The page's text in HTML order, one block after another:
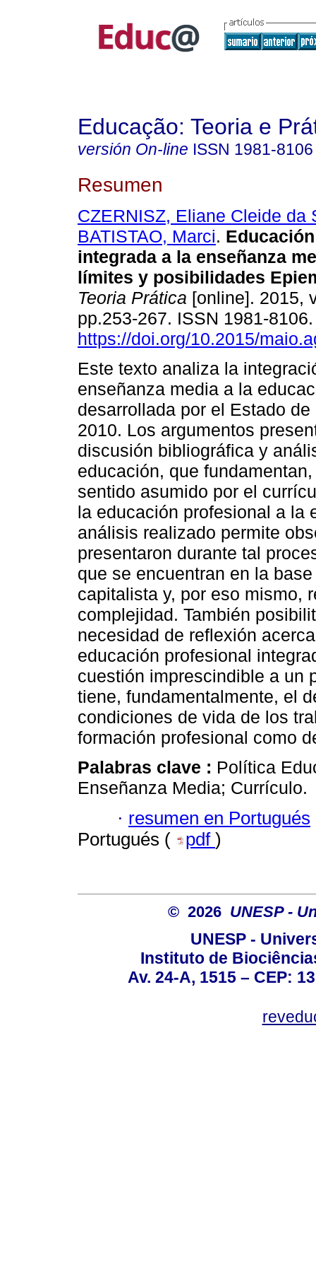
Educação: Teoria e
versión On-line ISSN 1981-8106
Resumen
CZERNISZ, Eliane Cleide da
BATISTAO, Marci.
integrada a la enseñanza
límites y posibilidades
Teoria Prática [online]. 2015,
pp.253-267. ISSN 1981-
https://doi.org/10.2015/
Este texto analiza la
enseñanza media a la
desarrollada por el Estado
2010. Los argumentos
discusión bibliográfica y
educación, que
sentido asumido por el
la educación profesional a la
análisis realizado permite
presentaron durante tal
que se encuentran en la
capitalista y, por eso mismo,
complejidad. También
necesidad de reflexión
educación profesional
cuestión imprescindible a un
tiene, fundamentalmente, el
condiciones de vida de los
formación profesional como
Palabras clave : Política
Enseñanza Media; Currículo.
· resumen en Portugués
Portugués (
pdf )
© 2026 UNESP -
UNESP -
Instituto de
Av. 24-A, 1515 – CEP: